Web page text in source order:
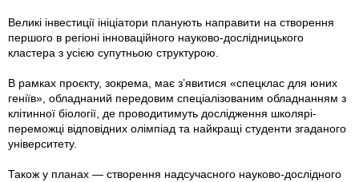
Великі інвестиції ініціатори планують направити на створення
першого в регіоні інноваційного науково-дослідницького
кластера з усією супутньою структурою.
В рамках проєкту, зокрема, має з’явитися «спецклас для юних
геніїв», обладнаний передовим спеціалізованим обладнанням з
клітинної біології, де проводитимуть дослідження школярі-
переможці відповідних олімпіад та найкращі студенти згаданого
університету.
Також у планах — створення надсучасного науково-дослідного